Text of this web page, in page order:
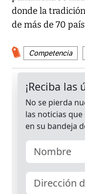
donde la
de más de 70
Competencia